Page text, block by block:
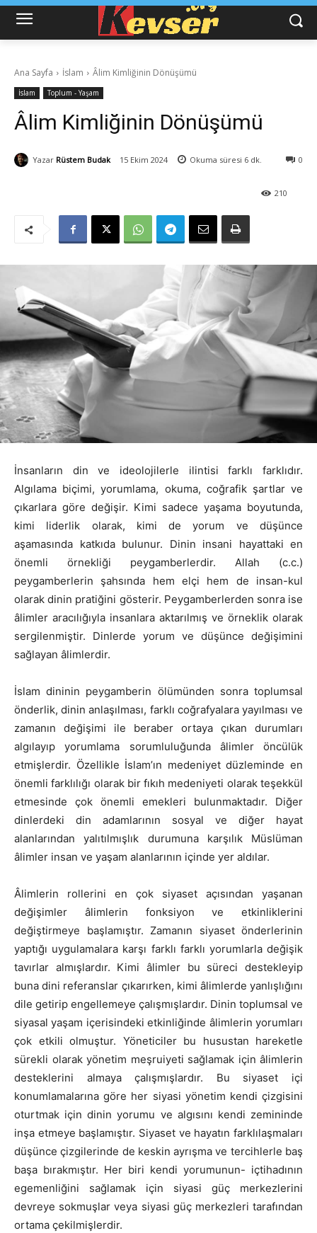
Ana Sayfa İslam Âlim Kimliğinin Dönüşümü
İslam Toplum - Yaşam
Âlim Kimliğinin Dönüşümü
Yazar Rüstem Budak 15 Ekim 2024 Okuma süresi 6 dk. 0
210
İnsanların din ve ideolojilerle ilintisi farklı farklıdır.
Algılama biçimi, yorumlama, okuma, coğrafik şartlar ve
çıkarlara göre değişir. Kimi sadece yaşama boyutunda,
kimi liderlik olarak, kimi de yorum ve düşünce
aşamasında katkıda bulunur. Dinin insani hayattaki en
önemli örnekliği peygamberlerdir. Allah (c.c.)
peygamberlerin şahsında hem elçi hem de insan-kul
olarak dinin pratiğini gösterir. Peygamberlerden sonra ise
âlimler aracılığıyla insanlara aktarılmış ve örneklik olarak
sergilenmiştir. Dinlerde yorum ve düşünce değişimini
sağlayan âlimlerdir.
İslam dininin peygamberin ölümünden sonra toplumsal
önderlik, dinin anlaşılması, farklı coğrafyalara yayılması ve
zamanın değişimi ile beraber ortaya çıkan durumları
algılayıp yorumlama sorumluluğunda âlimler öncülük
etmişlerdir. Özellikle İslam’ın medeniyet düzleminde en
önemli farklılığı olarak bir fıkıh medeniyeti olarak teşekkül
etmesinde çok önemli emekleri bulunmaktadır. Diğer
dinlerdeki din adamlarının sosyal ve diğer hayat
alanlarından yalıtılmışlık durumuna karşılık Müslüman
âlimler insan ve yaşam alanlarının içinde yer aldılar.
Âlimlerin rollerini en çok siyaset açısından yaşanan
değişimler âlimlerin fonksiyon ve etkinliklerini
değiştirmeye başlamıştır. Zamanın siyaset önderlerinin
yaptığı uygulamalara karşı farklı farklı yorumlarla değişik
tavırlar almışlardır. Kimi âlimler bu süreci destekleyip
buna dini referanslar çıkarırken, kimi âlimlerde yanlışlığını
dile getirip engellemeye çalışmışlardır. Dinin toplumsal ve
siyasal yaşam içerisindeki etkinliğinde âlimlerin yorumları
çok etkili olmuştur. Yöneticiler bu husustan hareketle
sürekli olarak yönetim meşruiyeti sağlamak için âlimlerin
desteklerini almaya çalışmışlardır. Bu siyaset içi
konumlamalarına göre her siyasi yönetim kendi çizgisini
oturtmak için dinin yorumu ve algısını kendi zemininde
inşa etmeye başlamıştır. Siyaset ve hayatın farklılaşmaları
düşünce çizgilerinde de keskin ayrışma ve tercihlerle baş
başa bırakmıştır. Her biri kendi yorumunun- içtihadının
egemenliğini sağlamak için siyasi güç merkezlerini
devreye sokmuşlar veya siyasi güç merkezleri tarafından
ortama çekilmişlerdir.